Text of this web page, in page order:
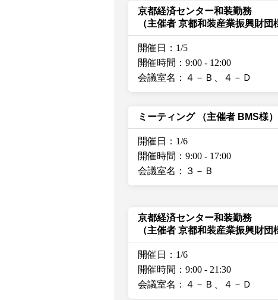
京都経済センター和装勤務
（主催者 京都和装産業振興財団
開催日：1/5
開催時間：9:00 - 12:00
会議室名：４－Ｂ、４－Ｄ
ミーティング （主催者 BMS様）
開催日：1/6
開催時間：9:00 - 17:00
会議室名：３－Ｂ
京都経済センター和装勤務
（主催者 京都和装産業振興財団
開催日：1/6
開催時間：9:00 - 21:30
会議室名：４－Ｂ、４－Ｄ